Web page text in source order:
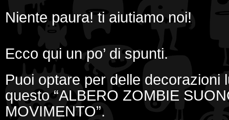
Niente paura! ti aiutiamo noi!
Ecco qui un po’ di spunti.
Puoi optare per delle decorazioni
questo “ALBERO ZOMBIE
MOVIMENTO”.